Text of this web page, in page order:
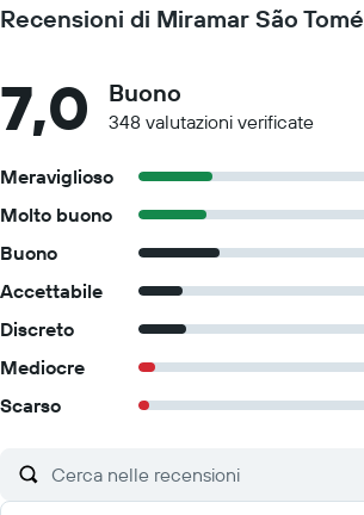
Recensioni di Miramar São Tomé
7,0 Buono
348 valutazioni verificate
Meraviglioso
Molto buono
Buono
Accettabile
Discreto
Mediocre
Scarso